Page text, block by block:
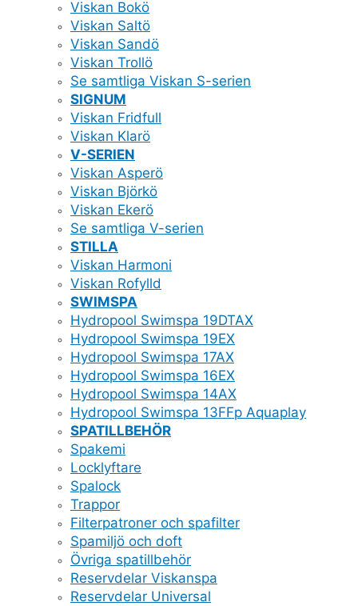
Viskan Bokö
Viskan Saltö
Viskan Sandö
Viskan Trollö
Se samtliga Viskan S-serien
SIGNUM
Viskan Fridfull
Viskan Klarö
V-SERIEN
Viskan Asperö
Viskan Björkö
Viskan Ekerö
Se samtliga V-serien
STILLA
Viskan Harmoni
Viskan Rofylld
SWIMSPA
Hydropool Swimspa 19DTAX
Hydropool Swimspa 19EX
Hydropool Swimspa 17AX
Hydropool Swimspa 16EX
Hydropool Swimspa 14AX
Hydropool Swimspa 13FFp Aquaplay
SPATILLBEHÖR
Spakemi
Locklyftare
Spalock
Trappor
Filterpatroner och spafilter
Spamiljö och doft
Övriga spatillbehör
Reservdelar Viskanspa
Reservdelar Universal